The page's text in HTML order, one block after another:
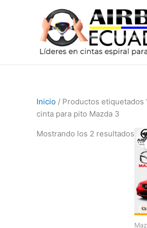
Inicio / Productos etiquetados
cinta para pito Mazda 3
Mostrando los 2 resultados